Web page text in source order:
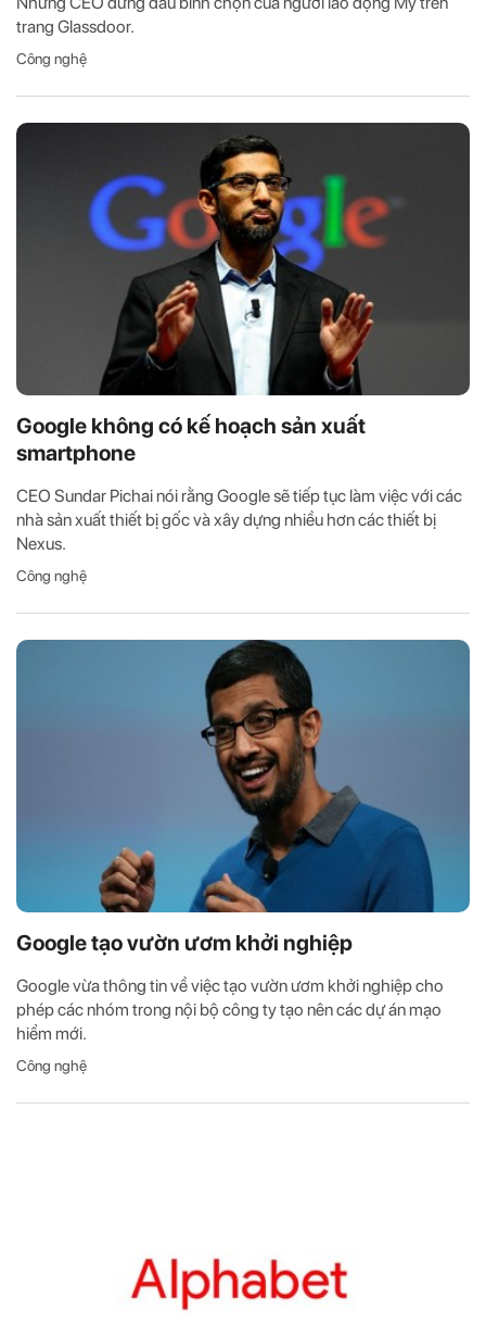
trang Glassdoor.
Công nghệ
Google không có kế hoạch sản xuất
smartphone
CEO Sundar Pichai nói rằng Google sẽ tiếp tục làm việc với các
nhà sản xuất thiết bị gốc và xây dựng nhiều hơn các thiết bị
Nexus.
Công nghệ
Google tạo vườn ươm khởi nghiệp
Google vừa thông tin về việc tạo vườn ươm khởi nghiệp cho
phép các nhóm trong nội bộ công ty tạo nên các dự án mạo
hiểm mới.
Công nghệ